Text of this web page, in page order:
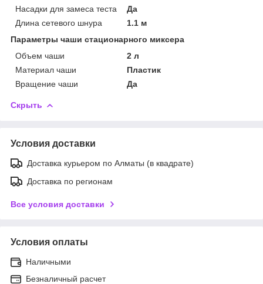
Насадки для замеса теста
Да
Длина сетевого шнура
1.1 м
Параметры чаши стационарного миксера
Объем чаши
2 л
Материал чаши
Пластик
Вращение чаши
Да
Скрыть
Условия доставки
Доставка курьером по Алматы (в квадрате)
Доставка по регионам
Все условия доставки
Условия оплаты
Наличными
Безналичный расчет